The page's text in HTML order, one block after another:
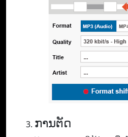
ການຕັດ